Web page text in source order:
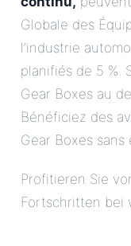
Globale des
l’industrie
planifiés de 5 %.
Gear Boxes au
Bénéficiez des
Gear Boxes sans
Profitieren Sie
Fortschritten bei